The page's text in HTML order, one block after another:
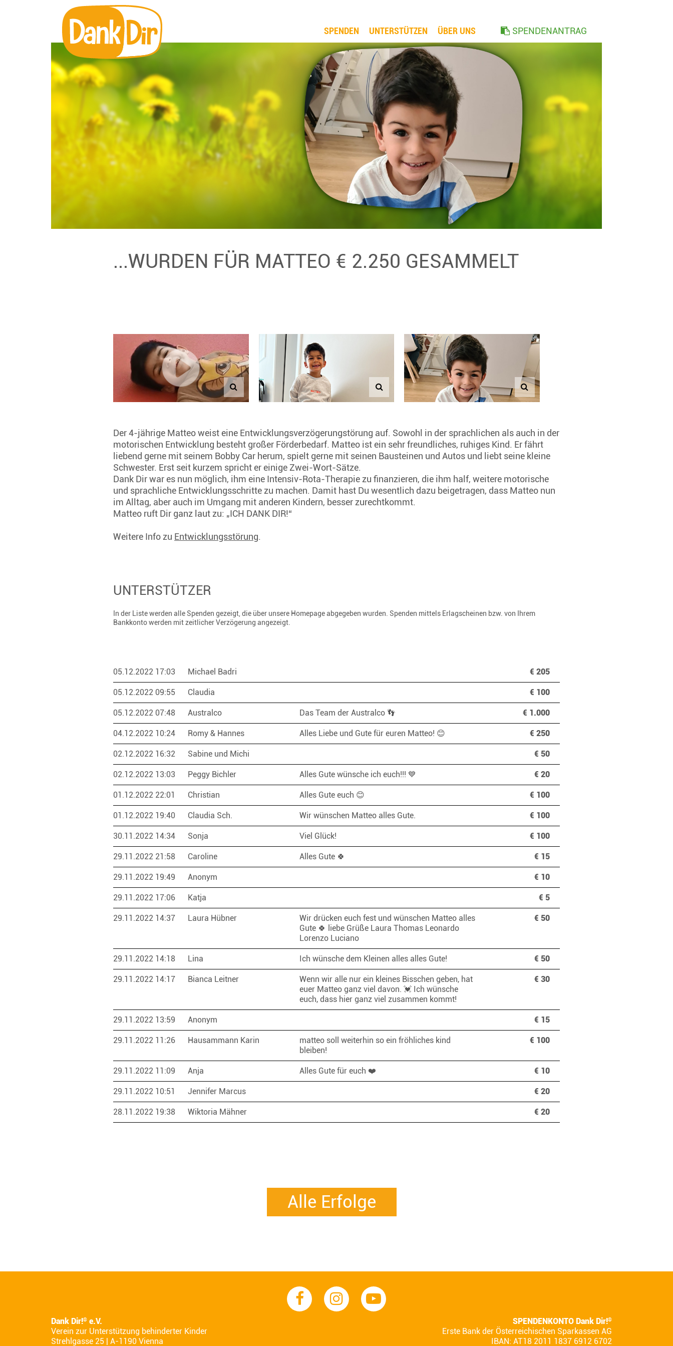
SPENDEN UNTERSTÜTZEN ÜBER UNS SPENDENANTRAG
...WURDEN FÜR MATTEO € 2.250 GESAMMELT
Der 4-jährige Matteo weist eine Entwicklungsverzögerungstörung auf. Sowohl in der sprachlichen als auch in der
motorischen Entwicklung besteht großer Förderbedarf. Matteo ist ein sehr freundliches, ruhiges Kind. Er fährt
liebend gerne mit seinem Bobby Car herum, spielt gerne mit seinen Bausteinen und Autos und liebt seine kleine
Schwester. Erst seit kurzem spricht er einige Zwei-Wort-Sätze.
Dank Dir war es nun möglich, ihm eine Intensiv-Rota-Therapie zu finanzieren, die ihm half, weitere motorische
und sprachliche Entwicklungsschritte zu machen. Damit hast Du wesentlich dazu beigetragen, dass Matteo nun
im Alltag, aber auch im Umgang mit anderen Kindern, besser zurechtkommt.
Matteo ruft Dir ganz laut zu: „ICH DANK DIR!“
Weitere Info zu Entwicklungsstörung.
UNTERSTÜTZER
In der Liste werden alle Spenden gezeigt, die über unsere Homepage abgegeben wurden. Spenden mittels Erlagscheinen bzw. von Ihrem
Bankkonto werden mit zeitlicher Verzögerung angezeigt.
05.12.2022 17:03 Michael Badri € 205
05.12.2022 09:55 Claudia € 100
05.12.2022 07:48 Australco € 1.000
Das Team der Australco 👣
04.12.2022 10:24 Romy & Hannes € 250
Alles Liebe und Gute für euren Matteo! 😊
02.12.2022 16:32 Sabine und Michi € 50
02.12.2022 13:03 Peggy Bichler € 20
Alles Gute wünsche ich euch!!! 💙
01.12.2022 22:01 Christian € 100
Alles Gute euch 😊
01.12.2022 19:40 Claudia Sch. € 100
Wir wünschen Matteo alles Gute.
30.11.2022 14:34 Sonja € 100
Viel Glück!
29.11.2022 21:58 Caroline € 15
Alles Gute 🍀
29.11.2022 19:49 Anonym € 10
29.11.2022 17:06 Katja € 5
29.11.2022 14:37 Laura Hübner € 50
Wir drücken euch fest und wünschen Matteo alles
Gute 🍀 liebe Grüße Laura Thomas Leonardo
Lorenzo Luciano
29.11.2022 14:18 Lina € 50
Ich wünsche dem Kleinen alles alles Gute!
29.11.2022 14:17 Bianca Leitner € 30
Wenn wir alle nur ein kleines Bisschen geben, hat
euer Matteo ganz viel davon. 💓 Ich wünsche
euch, dass hier ganz viel zusammen kommt!
29.11.2022 13:59 Anonym € 15
29.11.2022 11:26 Hausammann Karin € 100
matteo soll weiterhin so ein fröhliches kind
bleiben!
29.11.2022 11:09 Anja € 10
Alles Gute für euch ❤️
29.11.2022 10:51 Jennifer Marcus € 20
28.11.2022 19:38 Wiktoria Mähner € 20
Alle Erfolge
Dank Dir!® e.V.
Verein zur Unterstützung behinderter Kinder
Strehlgasse 25 | A-1190 Vienna
SPENDENKONTO Dank Dir!®
Erste Bank der Österreichischen Sparkassen AG
IBAN: AT18 2011 1837 6912 6702